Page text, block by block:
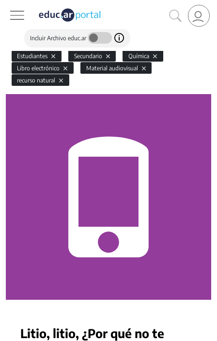
Incluir Archivo educ.ar
Estudiantes Secundario
Química
Libro electrónico
Material audiovisual
recurso natural
Litio, litio, ¿Por qué no te